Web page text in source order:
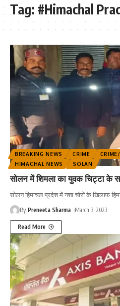
Tag: #Himachal
BREAKING NEWS CRIME
HIMACHAL NEWS
SOLAN
सोलन में शिमला का युवक चिट्टा के
सोलन हिमाचल प्रदेश में नशा चोरों के खिलाफ
By Preneeta Sharma March 3, 2023
Read More